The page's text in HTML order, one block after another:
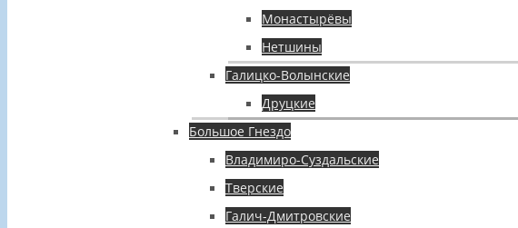
Монастырёвы
Нетшины
Галицко-Волынские
Друцкие
Большое Гнездо
Владимиро-Суздальские
Тверские
Галич-Дмитровские